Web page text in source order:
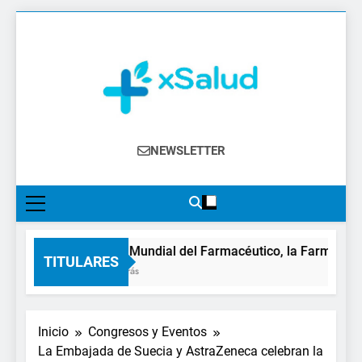
XSalud
Noticias Del Sector Salud. Congresos Y
Farmacéutica, Atención Primaria,
Especialistas, Farmacia, Etc…
NEWSLETTER
TITULARES
En el Día Mundial del Farmacéutico, la Farmacia
15 Horas Atrás
Inicio
Congresos y Eventos
La Embajada de Suecia y AstraZeneca celebran la